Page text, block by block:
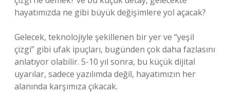
hayatımızda ne gibi büyük değişimlere yol açacak?
Gelecek, teknolojiyle şekillenen bir yer ve “yeşil
çizgi” gibi ufak ipuçları, bugünden çok daha fazlasını
anlatıyor olabilir. 5-10 yıl sonra, bu küçük dijital
uyarılar, sadece yazılımda değil, hayatımızın her
alanında karşımıza çıkacak.